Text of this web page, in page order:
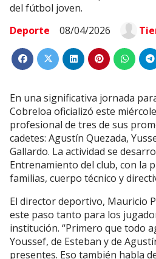
del fútbol joven.
Deporte
08/04/2026
En una significativa jornada
Cobreloa oficializó este
profesional de tres de sus
cadetes: Agustín Quezada,
Gallardo. La actividad se
Entrenamiento del club, con la
familias, cuerpo técnico y
El director deportivo, Mauricio
este paso tanto para los
institución. “Primero que todo
Youssef, de Esteban y de
presentes. Eso también habla